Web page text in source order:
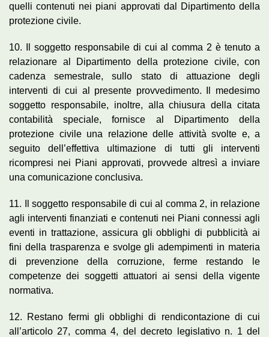
quelli contenuti nei piani approvati dal Dipartimento della
protezione civile.
10. Il soggetto responsabile di cui al comma 2 è tenuto a
relazionare al Dipartimento della protezione civile, con
cadenza semestrale, sullo stato di attuazione degli
interventi di cui al presente provvedimento. Il medesimo
soggetto responsabile, inoltre, alla chiusura della citata
contabilità speciale, fornisce al Dipartimento della
protezione civile una relazione delle attività svolte e, a
seguito dell’effettiva ultimazione di tutti gli interventi
ricompresi nei Piani approvati, provvede altresì a inviare
una comunicazione conclusiva.
11. Il soggetto responsabile di cui al comma 2, in relazione
agli interventi finanziati e contenuti nei Piani connessi agli
eventi in trattazione, assicura gli obblighi di pubblicità ai
fini della trasparenza e svolge gli adempimenti in materia
di prevenzione della corruzione, ferme restando le
competenze dei soggetti attuatori ai sensi della vigente
normativa.
12. Restano fermi gli obblighi di rendicontazione di cui
all’articolo 27, comma 4, del decreto legislativo n. 1 del